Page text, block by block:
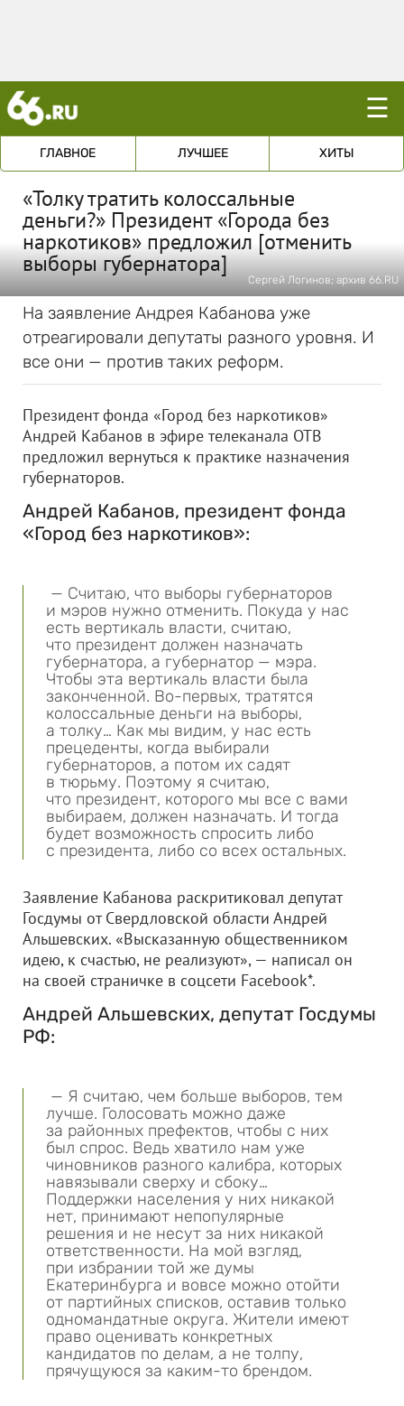
☰
ГЛАВНОЕ ЛУЧШЕЕ ХИТЫ
«Толку тратить колоссальные
деньги?» Президент «Города без
наркотиков» предложил [отменить
выборы губернатора]
Сергей Логинов; архив 66.RU
На заявление Андрея Кабанова уже
отреагировали депутаты разного уровня. И
все они — против таких реформ.
Президент фонда «Город без наркотиков»
Андрей Кабанов в эфире телеканала ОТВ
предложил вернуться к практике назначения
губернаторов.
Андрей Кабанов, президент фонда
«Город без наркотиков»:
— Считаю, что выборы губернаторов
и мэров нужно отменить. Покуда у нас
есть вертикаль власти, считаю,
что президент должен назначать
губернатора, а губернатор — мэра.
Чтобы эта вертикаль власти была
законченной. Во-первых, тратятся
колоссальные деньги на выборы,
а толку… Как мы видим, у нас есть
прецеденты, когда выбирали
губернаторов, а потом их садят
в тюрьму. Поэтому я считаю,
что президент, которого мы все с вами
выбираем, должен назначать. И тогда
будет возможность спросить либо
с президента, либо со всех остальных.
Заявление Кабанова раскритиковал депутат
Госдумы от Свердловской области Андрей
Альшевских. «Высказанную общественником
идею, к счастью, не реализуют», — написал он
на своей страничке в соцсети Facebook*.
Андрей Альшевских, депутат Госдумы
РФ:
— Я считаю, чем больше выборов, тем
лучше. Голосовать можно даже
за районных префектов, чтобы с них
был спрос. Ведь хватило нам уже
чиновников разного калибра, которых
навязывали сверху и сбоку…
Поддержки населения у них никакой
нет, принимают непопулярные
решения и не несут за них никакой
ответственности. На мой взгляд,
при избрании той же думы
Екатеринбурга и вовсе можно отойти
от партийных списков, оставив только
одномандатные округа. Жители имеют
право оценивать конкретных
кандидатов по делам, а не толпу,
прячущуюся за каким-то брендом.